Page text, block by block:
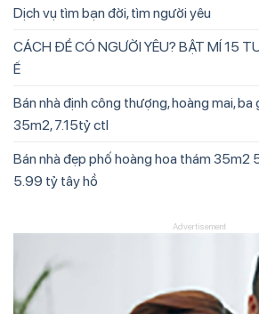
Dịch vụ tìm bạn đời, tìm người yêu
CÁCH ĐỂ CÓ NGƯỜI YÊU? BẬT MÍ 15
Ế
Bán nhà định công thượng, hoàng mai, ba
35m2, 7.15tỷ ctl
Bán nhà đẹp phố hoàng hoa thám 35m2
5.99 tỷ tây hồ
Advertisement